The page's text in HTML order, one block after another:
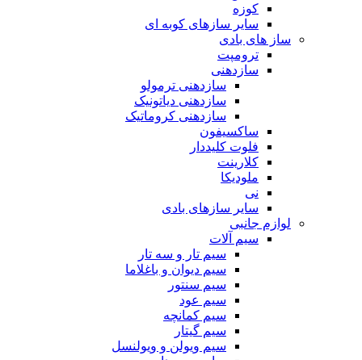
کوزه
سایر سازهای کوبه ای
ساز های بادی
ترومپت
سازدهنی
سازدهنی ترمولو
سازدهنی دیاتونیک
سازدهنی کروماتیک
ساکسیفون
فلوت کلیددار
کلارینت
ملودیکا
نی
سایر سازهای بادی
لوازم جانبی
سیم آلات
سیم تار و سه تار
سیم دیوان و باغلاما
سیم سنتور
سیم عود
سیم کمانچه
سیم گیتار
سیم ویولن و ویولنسل